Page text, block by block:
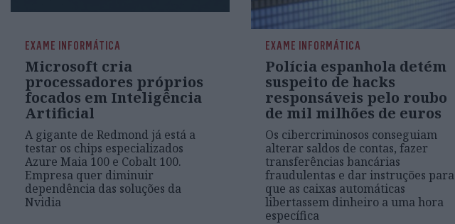
EXAME INFORMÁTICA
Microsoft cria
processadores próprios
focados em Inteligência
Artificial
A gigante de Redmond já está a
testar os chips especializados
Azure Maia 100 e Cobalt 100.
Empresa quer diminuir
dependência das soluções da
Nvidia
EXAME INFORMÁTICA
Polícia espanhola detém
suspeito de hacks
responsáveis pelo roubo
de mil milhões de euros
Os cibercriminosos conseguiam
alterar saldos de contas, fazer
transferências bancárias
fraudulentas e dar instruções para
que as caixas automáticas
libertassem dinheiro a uma hora
específica